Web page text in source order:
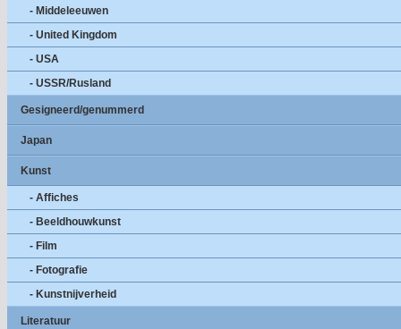
- Middeleeuwen
- United Kingdom
- USA
- USSR/Rusland
Gesigneerd/genummerd
Japan
Kunst
- Affiches
- Beeldhouwkunst
- Film
- Fotografie
- Kunstnijverheid
Literatuur